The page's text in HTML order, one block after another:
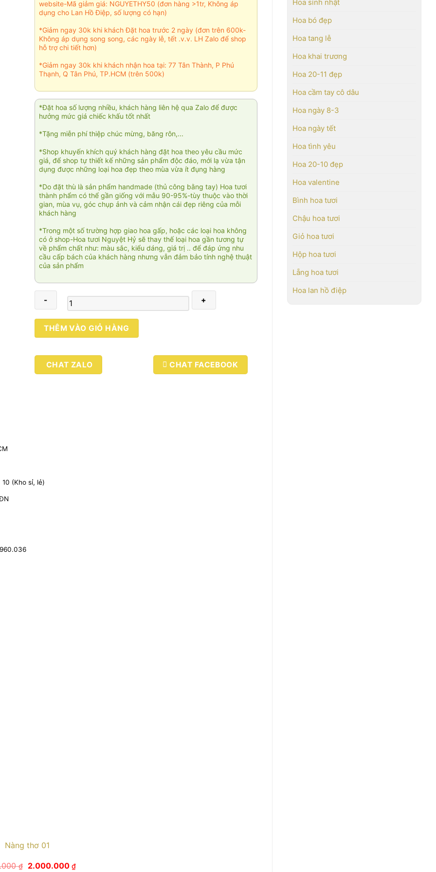
Hoa sinh nhật
Hoa bó đẹp
Hoa tang lễ
Hoa khai trương
Hoa 20-11 đẹp
Hoa cầm tay cô dâu
Hoa ngày 8-3
Hoa ngày tết
Hoa tình yêu
Hoa 20-10 đẹp
Hoa valentine
Bình hoa tươi
Chậu hoa tươi
Giỏ hoa tươi
Hộp hoa tươi
Lẵng hoa tươi
Hoa lan hồ điệp
website-Mã giảm giá: NGUYETHY50 (đơn hàng >1tr, Không áp
dụng cho Lan Hồ Điệp, số lượng có hạn)
*Giảm ngay 30k khi khách Đặt hoa trước 2 ngày (đơn trên 600k-
Không áp dụng song song, các ngày lễ, tết .v.v. LH Zalo để shop
hỗ trợ chi tiết hơn)
*Giảm ngay 30k khi khách nhận hoa tại: 77 Tân Thành, P Phú
Thạnh, Q Tân Phú, TP.HCM (trên 500k)
*Đặt hoa số lượng nhiều, khách hàng liên hệ qua Zalo để được
hưởng mức giá chiếc khấu tốt nhất
*Tặng miễn phí thiệp chúc mừng, băng rôn,...
*Shop khuyến khích quý khách hàng đặt hoa theo yêu cầu mức
giá, để shop tự thiết kế những sản phẩm độc đáo, mới lạ vừa tận
dụng được những loại hoa đẹp theo mùa vừa ít đụng hàng
*Do đặt thù là sản phẩm handmade (thủ công bằng tay) Hoa tươi
thành phẩm có thể gần giống với mẫu 90-95%-tùy thuộc vào thời
gian, mùa vụ, góc chụp ảnh và cảm nhận cái đẹp riêng của mỗi
khách hàng
*Trong một số trường hợp giao hoa gấp, hoặc các loại hoa không
có ở shop-Hoa tươi Nguyệt Hỷ sẽ thay thế loại hoa gần tương tự
về phẩm chất như: màu sắc, kiểu dáng, giá trị .. để đáp ứng nhu
cầu cấp bách của khách hàng nhưng vẫn đảm bảo tính nghệ thuật
của sản phẩm
Heaven
01
lượng
THÊM VÀO GIỎ HÀNG
CHAT ZALO CHAT FACEBOOK
(Kho sỉ, lẻ)
Nàng thơ 01
₫
Giá
2.000.000 ₫Giá